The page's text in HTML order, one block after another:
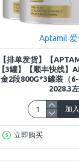
Aptamil
【排单发货】【
【3罐】【顺丰快线】
金2段800G*3罐装（
2028.3
加
立即购买